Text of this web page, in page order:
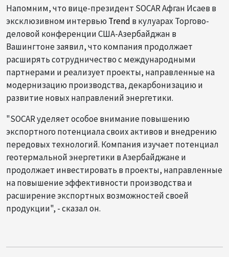
Напомним, что вице-президент SOCAR Афган Исаев в
эксклюзивном интервью Trend в кулуарах Торгово-
деловой конференции США-Азербайджан в
Вашингтоне заявил, что компания продолжает
расширять сотрудничество с международными
партнерами и реализует проекты, направленные на
модернизацию производства, декарбонизацию и
развитие новых направлений энергетики.
"SOCAR уделяет особое внимание повышению
экспортного потенциала своих активов и внедрению
передовых технологий. Компания изучает потенциал
геотермальной энергетики в Азербайджане и
продолжает инвестировать в проекты, направленные
на повышение эффективности производства и
расширение экспортных возможностей своей
продукции", - сказал он.